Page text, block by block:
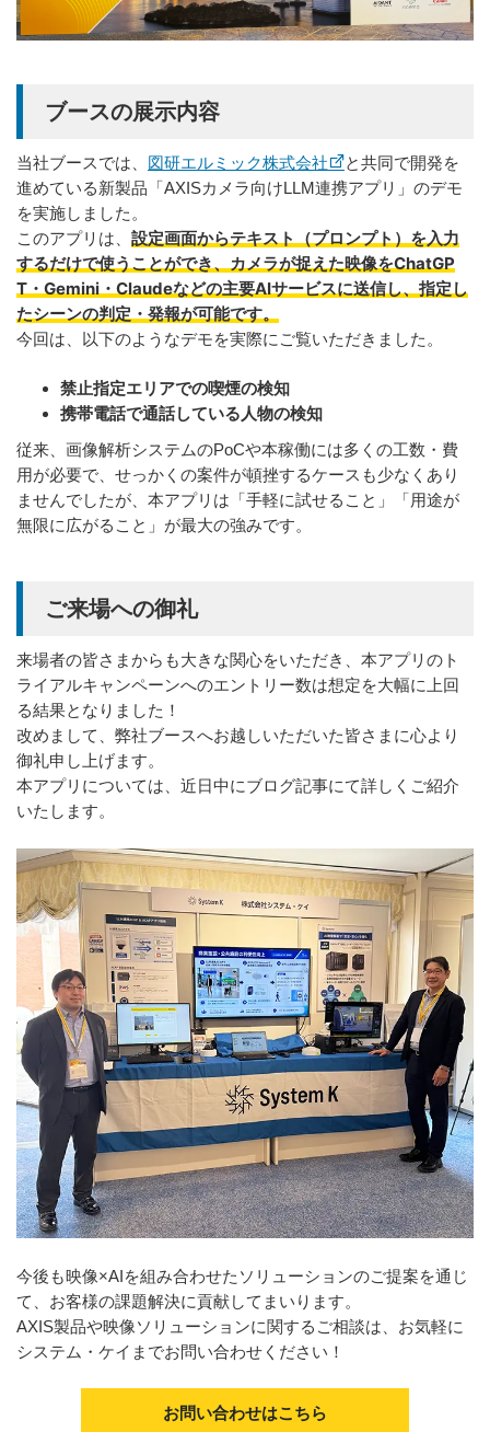
ブースの展示内容
当社ブースでは、 図研エルミック株式会社
と共同で開発を
進めている新製品「AXISカメラ向けLLM連携アプリ」のデモ
を実施しました。
このアプリは、 設定画面からテキスト（プロンプト）を入力
するだけで使うことができ、カメラが捉えた映像をChatGP
T・Gemini・Claudeなどの主要AIサービスに送信し、指定し
たシーンの判定・発報が可能です。
今回は、以下のようなデモを実際にご覧いただきました。
禁止指定エリアでの喫煙の検知
携帯電話で通話している人物の検知
従来、画像解析システムのPoCや本稼働には多くの工数・費
用が必要で、せっかくの案件が頓挫するケースも少なくあり
ませんでしたが、本アプリは「手軽に試せること」「用途が
無限に広がること」が最大の強みです。
ご来場への御礼
来場者の皆さまからも大きな関心をいただき、本アプリのト
ライアルキャンペーンへのエントリー数は想定を大幅に上回
る結果となりました！
改めまして、弊社ブースへお越しいただいた皆さまに心より
御礼申し上げます。
本アプリについては、近日中にブログ記事にて詳しくご紹介
いたします。
今後も映像×AIを組み合わせたソリューションのご提案を通じ
て、お客様の課題解決に貢献してまいります。
AXIS製品や映像ソリューションに関するご相談は、お気軽に
システム・ケイまでお問い合わせください！
お問い合わせはこちら